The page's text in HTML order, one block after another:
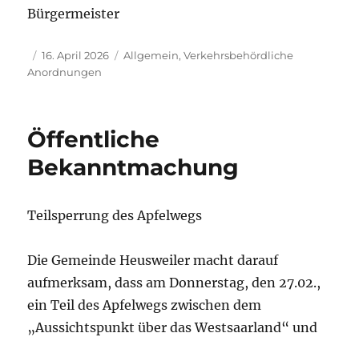
Bürgermeister
AutorVeröffentlicht
am
16. April 2026 Kategorien
Allgemein,Verkehrsbehördliche
Anordnungen
Öffentliche
Bekanntmachung
Teilsperrung des Apfelwegs
Die Gemeinde Heusweiler macht darauf
aufmerksam, dass am Donnerstag, den 27.02.,
ein Teil des Apfelwegs zwischen dem
„Aussichtspunkt über das Westsaarland“ und